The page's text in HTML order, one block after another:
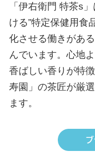
「伊右衛門 特茶s
ける”特定保健用食
化させる働きがあ
んでいます。心地
香ばしい香りが特
寿園」の茶匠が厳
ます。